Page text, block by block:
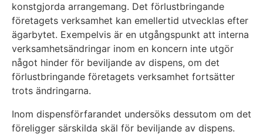
konstgjorda arrangemang. Det förlustbringande
företagets verksamhet kan emellertid utvecklas efter
ägarbytet. Exempelvis är en utgångspunkt att interna
verksamhetsändringar inom en koncern inte utgör
något hinder för beviljande av dispens, om det
förlustbringande företagets verksamhet fortsätter
trots ändringarna.
Inom dispensförfarandet undersöks dessutom om det
föreligger särskilda skäl för beviljande av dispens.